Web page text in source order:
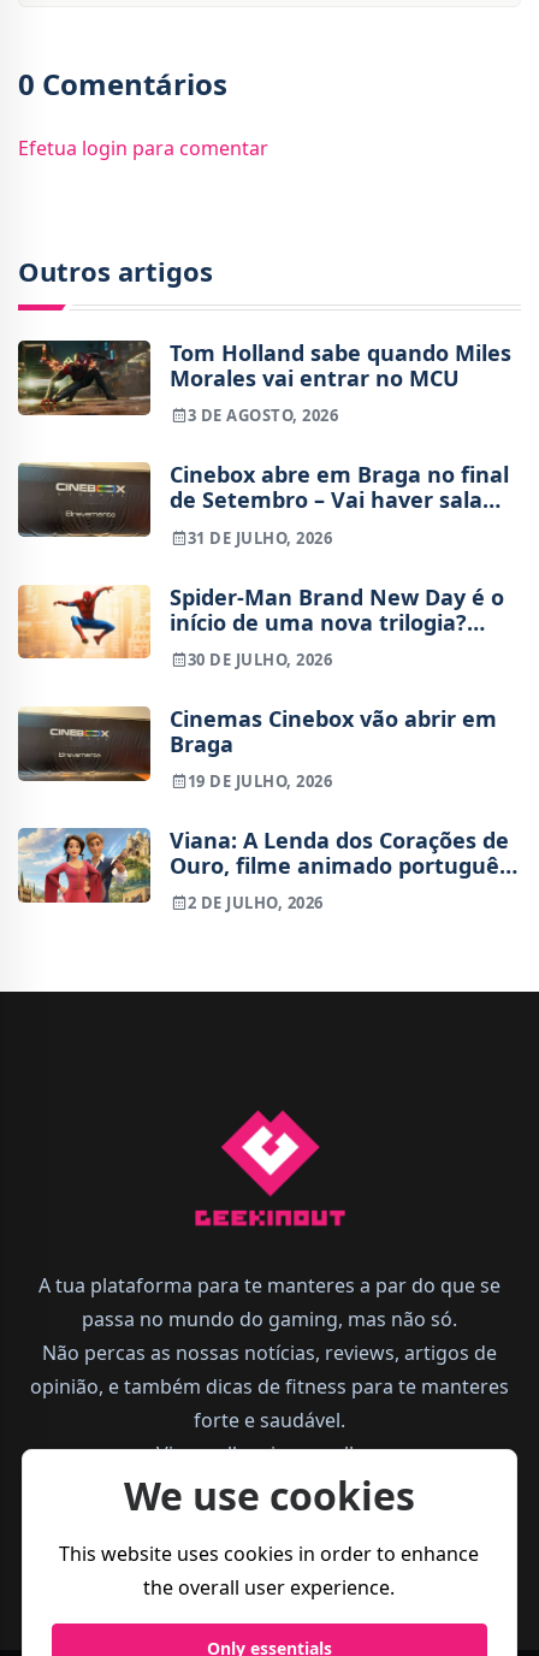
0 Comentários
Efetua login para comentar
Outros artigos
Tom Holland sabe quando Miles
Morales vai entrar no MCU
3 DE AGOSTO, 2026
Cinebox abre em Braga no final
de Setembro – Vai haver sala
IMAX?
31 DE JULHO, 2026
Spider-Man Brand New Day é o
início de uma nova trilogia?
Tudo o que sabemos sobre o
futuro do Peter Parker de Tom
30 DE JULHO, 2026
Cinemas Cinebox vão abrir em
Braga
19 DE JULHO, 2026
Viana: A Lenda dos Corações de
Ouro, filme animado português,
já tem trailer
2 DE JULHO, 2026
A tua plataforma para te manteres a par do que se
passa no mundo do gaming, mas não só.
Não percas as nossas notícias, reviews, artigos de
opinião, e também dicas de fitness para te manteres
forte e saudável.
Vive melhor, joga melhor.
We use cookies
This website uses cookies in order to enhance
the overall user experience.
Only essentials